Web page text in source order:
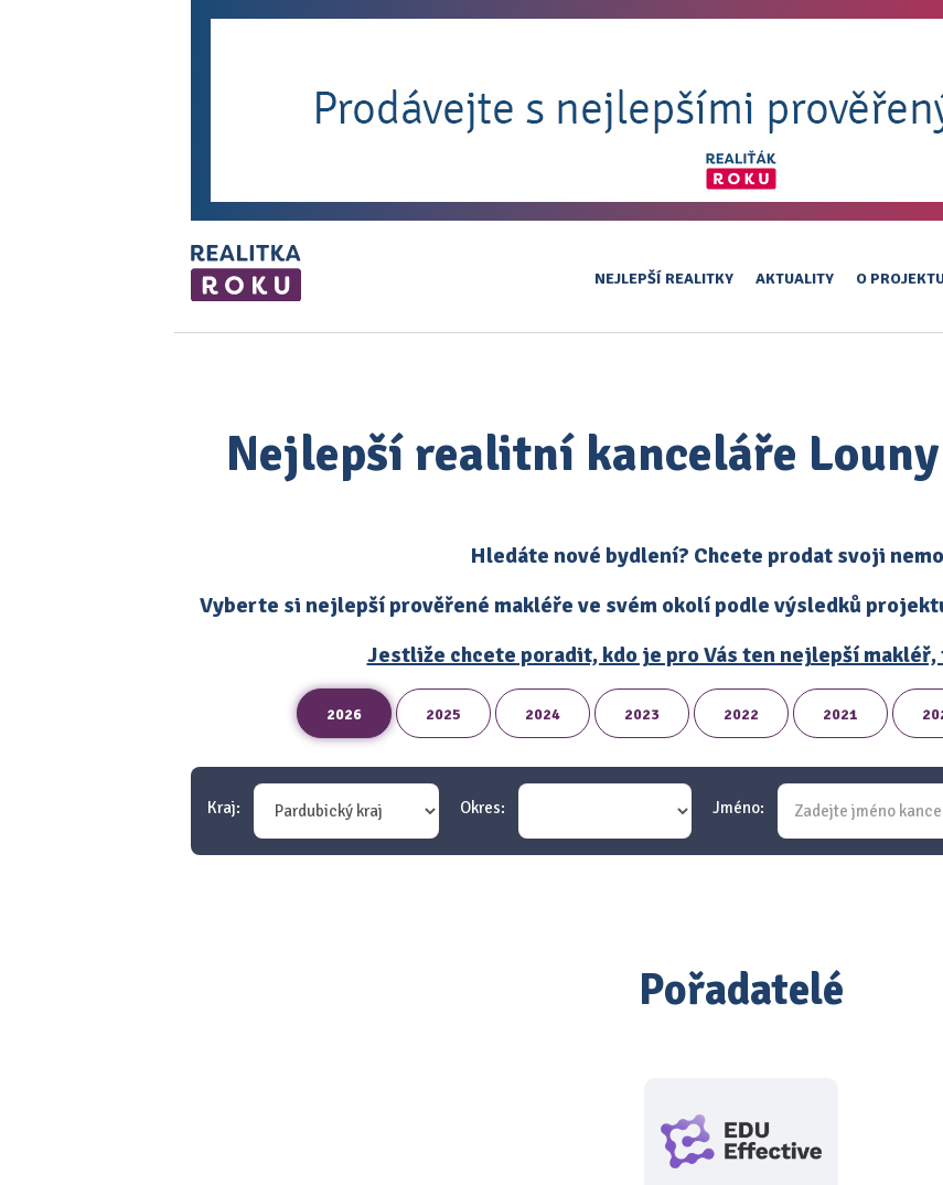
NEJLEPŠÍ REALITKY AKTUALITY O
Nejlepší realitní kanceláře
Hledáte nové bydlení? Chcete prodat svoji
Vyberte si nejlepší prověřené makléře ve svém okolí podle výsledků
Jestliže chcete poradit, kdo je pro Vás ten nejlepší
2026 2025 2024 2023 2022 2021
Kraj: Okres: Jméno:
Pořadatelé